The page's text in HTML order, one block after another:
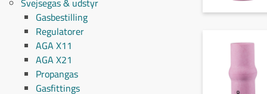
Svejsegas & udstyr
Gasbestilling
Regulatorer
AGA X11
AGA X21
Propangas
Gasfittings